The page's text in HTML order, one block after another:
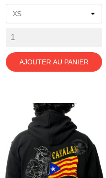
AJOUTER AU PANIER